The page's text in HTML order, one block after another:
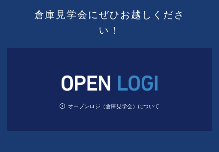
倉庫見学会にぜひお越しくださ
い！
オープンロジ（倉庫見学会）について